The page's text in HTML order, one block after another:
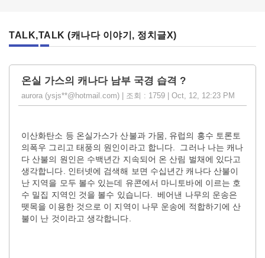
TALK,TALK (캐나다 이야기, 정치글X)
온실 가스의 캐나다 남부 국경 습격 ?
aurora (ysjs**@hotmail.com) | 조회 : 1759 | Oct, 12, 12:23 PM
이산화탄소 등 온실가스가 산불과 가뭄, 유럽의 홍수 토론토
의폭우 그리고 태풍의 원인이라고 합니다. 그러나 나는 캐나
다 산불의 원인은 수백년간 지속되어 온 산림 벌채에 있다고
생각합니다. 인터넷에 검색해 보면 수십년간 캐나다 산불이
난 지역을 모두 볼수 있는데 유콘에서 마니토바에 이르는 호
수 밀집 지역인 것을 볼수 있습니다. 베어낸 나무의 운송은
뗏목을 이용한 것으로 이 지역이 나무 운송에 적합하기에 산
불이 난 것이라고 생각합니다.